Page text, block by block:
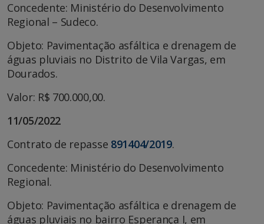
Concedente: Ministério do Desenvolvimento
Regional – Sudeco.
Objeto: Pavimentação asfáltica e drenagem de
águas pluviais no Distrito de Vila Vargas, em
Dourados.
Valor: R$ 700.000,00.
11/05/2022
Contrato de repasse 891404/2019.
Concedente: Ministério do Desenvolvimento
Regional.
Objeto: Pavimentação asfáltica e drenagem de
águas pluviais no bairro Esperança I, em